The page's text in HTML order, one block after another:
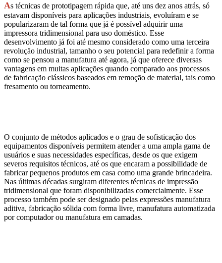
As técnicas de prototipagem rápida que, até uns dez anos atrás, só
estavam disponíveis para aplicações industriais, evoluíram e se
popularizaram de tal forma que já é possível adquirir uma
impressora tridimensional para uso doméstico. Esse
desenvolvimento já foi até mesmo considerado como uma terceira
revolução industrial, tamanho o seu potencial para redefinir a forma
como se pensou a manufatura até agora, já que oferece diversas
vantagens em muitas aplicações quando comparado aos processos
de fabricação clássicos baseados em remoção de material, tais como
fresamento ou torneamento.
O conjunto de métodos aplicados e o grau de sofisticação dos
equipamentos disponíveis permitem atender a uma ampla gama de
usuários e suas necessidades específicas, desde os que exigem
severos requisitos técnicos, até os que encaram a possibilidade de
fabricar pequenos produtos em casa como uma grande brincadeira.
Nas últimas décadas surgiram diferentes técnicas de impressão
tridimensional que foram disponibilizadas comercialmente. Esse
processo também pode ser designado pelas expressões manufatura
aditiva, fabricação sólida com forma livre, manufatura automatizada
por computador ou manufatura em camadas.